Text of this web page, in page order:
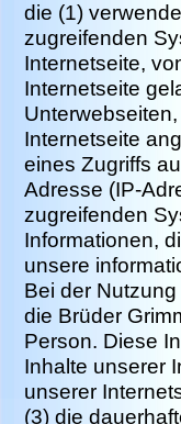
die (1)
zugreifenden
Internetseite,
Internetseite
Internetseite
eines Zugriffs
Adresse (IP-
zugreifenden
Informationen,
unsere
Bei der
die Brüder
Person. Diese
Inhalte unserer
unserer
(3) die